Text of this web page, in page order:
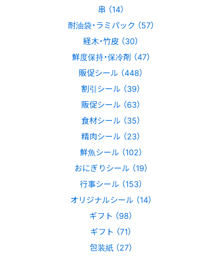
串 （14）
耐油袋・ラミパック （57）
経木・竹皮 （30）
鮮度保持・保冷剤 （47）
販促シール （448）
割引シール （39）
販促シール （63）
食材シール （35）
精肉シール （23）
鮮魚シール （102）
おにぎりシール （19）
行事シール （153）
オリジナルシール （14）
ギフト （98）
ギフト （71）
包装紙 （27）